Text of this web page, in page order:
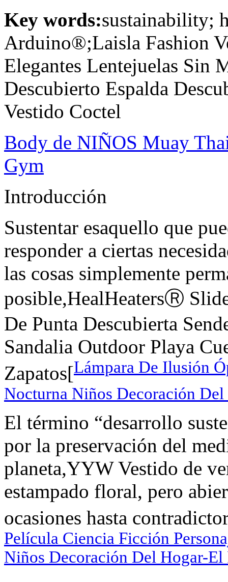
Key words:sustainability;
Arduino®;Laisla Fashion
Elegantes Lentejuelas Sin
Descubierto Espalda
Vestido Coctel
Body de NIÑOS Muay
Gym
Introducción
Sustentar esaquello que
responder a ciertas
las cosas simplemente
posible,HealHeatersⓇ
De Punta Descubierta
Sandalia Outdoor Playa
Zapatos[Lámpara De Ilusión
Nocturna Niños Decoración
El término “desarrollo
por la preservación del
planeta,YYW Vestido de
estampado floral, pero
ocasiones hasta
Película Ciencia Ficción
Niños Decoración Del Hogar-